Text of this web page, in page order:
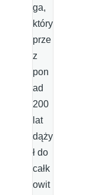
ga,
który
prze
z
pon
ad
200
lat
dąży
ł do
całk
owit